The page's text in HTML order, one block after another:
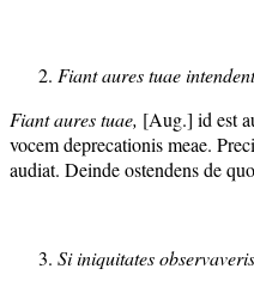
Fiant aures tuae
Fiant aures tuae, [Aug.] id est
vocem deprecationis meae.
audiat. Deinde ostendens de
Si iniquitates